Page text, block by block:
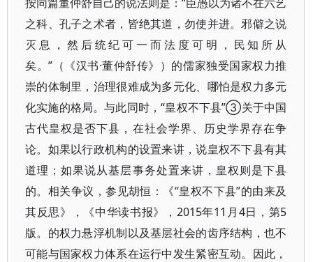
之科、孔子之术者，皆绝其道，勿使并进。邪僻之说
灭息，然后统纪可一而法度可明，民知所从
矣。”（《汉书·董仲舒传》）的儒家独受国家权力推
崇的体制里，治理很难成为多元化、哪怕是权力多元
化实施的格局。与此同时，“皇权不下县”③关于中国
古代皇权是否下县，在社会学界、历史学界存在争
论。如果以行政机构的设置来讲，说皇权不下县有其
道理；如果说从基层事务处置来讲，皇权则是下县
的。相关争议，参见胡恒：《“皇权不下县”的由来及
其反思》，《中华读书报》，2015年11月4日，第5
版。的权力悬浮机制以及基层社会的齿序结构，也不
可能与国家权力体系在运行中发生紧密互动。因此，